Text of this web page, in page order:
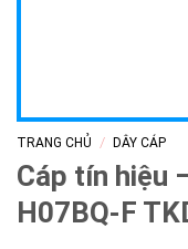
TRANG CHỦ / DÂY CÁP
Cáp tín hiệu
H07BQ-F